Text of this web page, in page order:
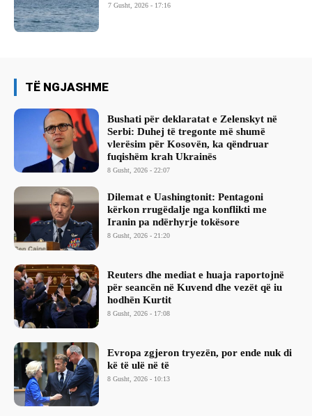
7 Gusht, 2026 - 17:16
TË NGJASHME
Bushati për deklaratat e Zelenskyt në
Serbi: Duhej të tregonte më shumë
vlerësim për Kosovën, ka qëndruar
fuqishëm krah Ukrainës
8 Gusht, 2026 - 22:07
Dilemat e Uashingtonit: Pentagoni
kërkon rrugëdalje nga konflikti me
Iranin pa ndërhyrje tokësore
8 Gusht, 2026 - 21:20
Reuters dhe mediat e huaja raportojnë
për seancën në Kuvend dhe vezët që iu
hodhën Kurtit
8 Gusht, 2026 - 17:08
Evropa zgjeron tryezën, por ende nuk di
kë të ulë në të
8 Gusht, 2026 - 10:13